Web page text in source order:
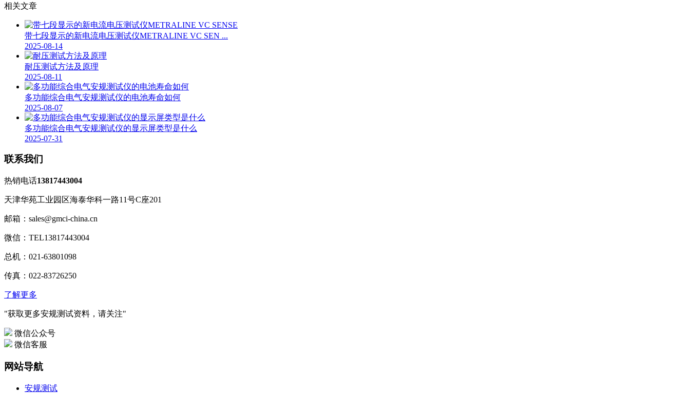
相关文章
带七段显示的新电流电压测试仪METRALINE VC SEN ...
2025-08-14
耐压测试方法及原理
2025-08-11
多功能综合电气安规测试仪的电池寿命如何
2025-08-07
多功能综合电气安规测试仪的显示屏类型是什么
2025-07-31
联系我们
热销电话13817443004
天津华苑工业园区海泰华科一路11号C座201
邮箱：sales@gmci-china.cn
微信：TEL13817443004
总机：021-63801098
传真：022-83726250
了解更多
"获取更多安规测试资料，请关注"
微信公众号
微信客服
网站导航
安规测试